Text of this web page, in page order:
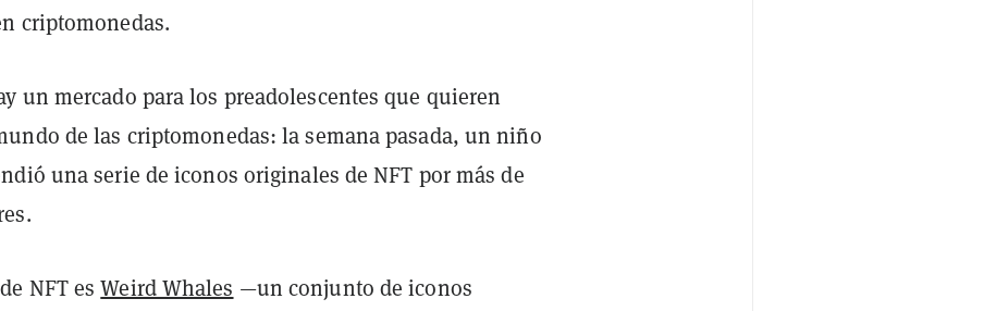
criptomonedas.
un mercado para los preadolescentes que quieren
de las criptomonedas: la semana pasada, un niño
una serie de iconos originales de NFT por más de
NFT esWeird Whales —un conjunto de iconos